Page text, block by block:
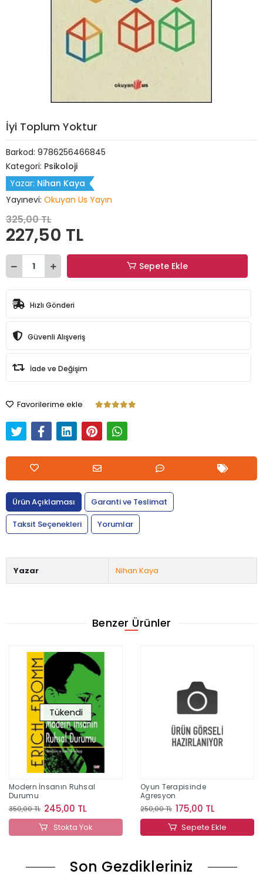
İyi Toplum Yoktur
Barkod: 9786256466845
Kategori: Psikoloji
Yazar: Nihan Kaya
Yayınevi: Okuyan Us Yayın
325,00 TL
227,50 TL
Sepete Ekle
Hızlı Gönderi
Güvenli Alışveriş
İade ve Değişim
Favorilerime ekle
Ürün Açıklaması
Garanti ve Teslimat
Taksit Seçenekleri
Yorumlar
Yazar Nihan Kaya
Benzer Ürünler
Tükendi
Modern İnsanın Ruhsal
Durumu
350,00 TL 245,00 TL
Stokta Yok
Oyun Terapisinde
Agresyon
250,00 TL 175,00 TL
Sepete Ekle
Son Gezdikleriniz